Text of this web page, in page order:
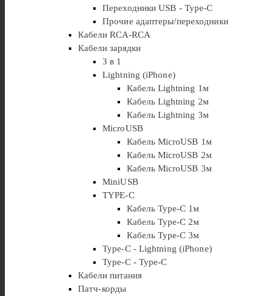
Переходники USB - Type-C
Прочие адаптеры/переходники
Кабели RCA-RCA
Кабели зарядки
3 в 1
Lightning (iPhone)
Кабель Lightning 1м
Кабель Lightning 2м
Кабель Lightning 3м
MicroUSB
Кабель MicroUSB 1м
Кабель MicroUSB 2м
Кабель MicroUSB 3м
MiniUSB
TYPE-C
Кабель Type-C 1м
Кабель Type-C 2м
Кабель Type-C 3м
Type-C - Lightning (iPhone)
Type-C - Type-C
Кабели питания
Патч-корды